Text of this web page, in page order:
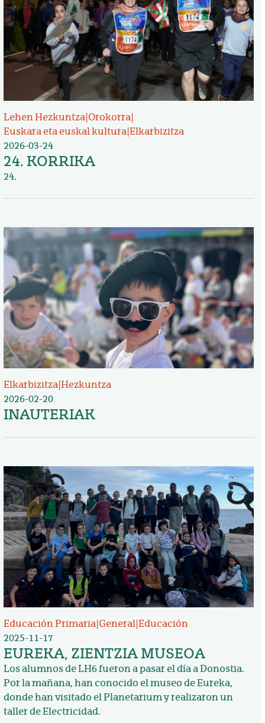
Lehen Hezkuntza|Orokorra|
Euskara eta euskal kultura|Elkarbizitza
2026-03-24
24. KORRIKA
24.
Irudia
Elkarbizitza|Hezkuntza
2026-02-20
INAUTERIAK
Irudia
Educación Primaria| General| Educación
2025-11-17
EUREKA, ZIENTZIA MUSEOA
Los alumnos de LH6 fueron a pasar el día a Donostia.
Por la mañana, han conocido el museo de Eureka,
donde han visitado el Planetarium y realizaron un
taller de Electricidad.